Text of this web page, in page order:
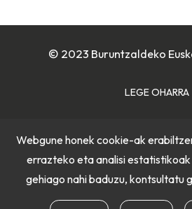
© 2023 Buruntzaldeko
LEGE OHARRA
PRIBATUTASUN
Webgune honek cookie-ak
errazteko eta analisi
gehiago nahi baduzu, kontsultatu